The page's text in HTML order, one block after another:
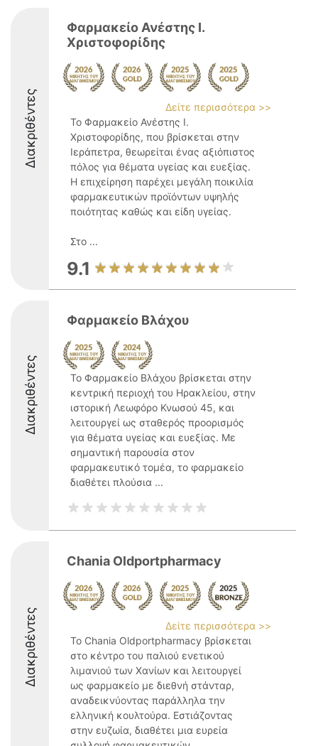
Διακριθέντες
Φαρμακείο Ανέστης Ι.
Χριστοφορίδης
Δείτε περισσότερα >>
Το Φαρμακείο Ανέστης Ι.
Χριστοφορίδης, που βρίσκεται στην
Ιεράπετρα, θεωρείται ένας αξιόπιστος
πόλος για θέματα υγείας και ευεξίας.
Η επιχείρηση παρέχει μεγάλη ποικιλία
φαρμακευτικών προϊόντων υψηλής
ποιότητας καθώς και είδη υγείας.
Στο ...
9.1
Διακριθέντες
Φαρμακείο Βλάχου
Το Φαρμακείο Βλάχου βρίσκεται στην
κεντρική περιοχή του Ηρακλείου, στην
ιστορική Λεωφόρο Κνωσού 45, και
λειτουργεί ως σταθερός προορισμός
για θέματα υγείας και ευεξίας. Με
σημαντική παρουσία στον
φαρμακευτικό τομέα, το φαρμακείο
διαθέτει πλούσια ...
Διακριθέντες
Chania Oldportpharmacy
Δείτε περισσότερα >>
Το Chania Oldportpharmacy βρίσκεται
στο κέντρο του παλιού ενετικού
λιμανιού των Χανίων και λειτουργεί
ως φαρμακείο με διεθνή στάνταρ,
αναδεικνύοντας παράλληλα την
ελληνική κουλτούρα. Εστιάζοντας
στην ευζωία, διαθέτει μια ευρεία